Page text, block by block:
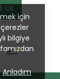
için
bilgiye
Anladım
OL